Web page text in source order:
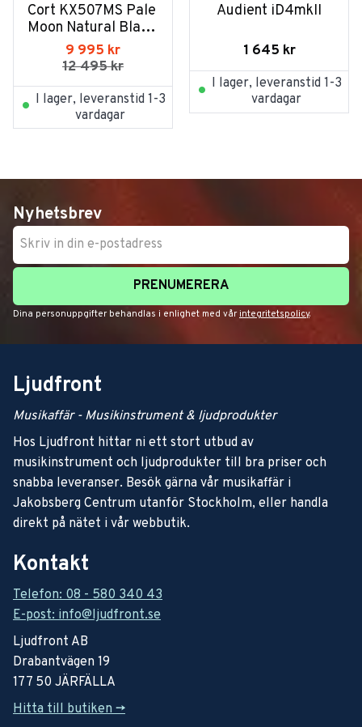
Cort KX507MS Pale
Moon Natural Black
Burst
9 995 kr
12 495kr
I lager, leveranstid 1-3
vardagar
Audient iD4mkII
1 645 kr
I lager, leveranstid 1-3
vardagar
Nyhetsbrev
PRENUMERERA
Dina personuppgifter behandlas i enlighet med vår integritetspolicy.
Ljudfront
Musikaffär - Musikinstrument & ljudprodukter
Hos Ljudfront hittar ni ett stort utbud av
musikinstrument och ljudprodukter till bra priser och
snabba leveranser. Besök gärna vår musikaffär i
Jakobsberg Centrum utanför Stockholm, eller handla
direkt på nätet i vår webbutik.
Kontakt
Telefon: 08 - 580 340 43
E-post: info@ljudfront.se
Ljudfront AB
Drabantvägen 19
177 50 JÄRFÄLLA
Hitta till butiken ->